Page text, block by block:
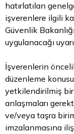
hatırlatılan
işverenlere ilgili
Güvenlik
uygulanacağı
İşverenlerin
düzenleme
yetkilendirilmiş
anlaşmaları
ve/veya taşra
imzalanmasına